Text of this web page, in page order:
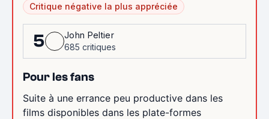
Critique négative la plus appréciée
5
John Peltier
685 critiques
Pour les fans
Suite à une errance peu productive dans les
films disponibles dans les plate-formes